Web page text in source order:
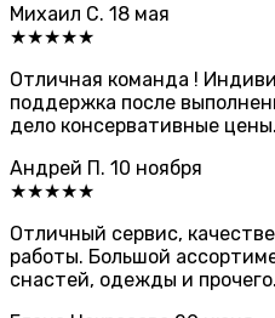
Михаил С. 18 мая
★★★★★
Отличная команда !
поддержка после
дело консервативные цены.
Андрей П. 10 ноября
★★★★★
Отличный сервис,
работы. Большой
снастей, одежды и